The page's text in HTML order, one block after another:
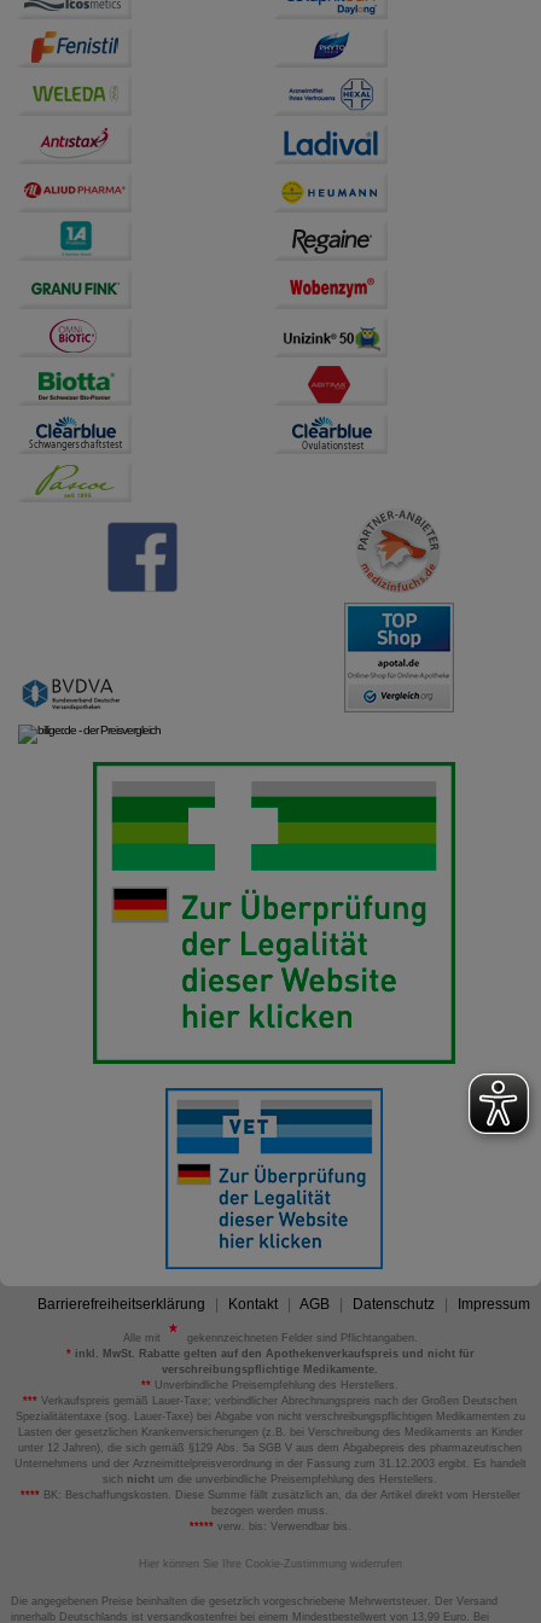
auf unserer Website aber auch die Werbung auf
Drittseiten möglichst relevant für Sie zu gestalten.
Bitte beachten Sie, dass Daten hierfür teilweise an
Dritte wie z.B. Google oder soziale Medien
übertragen werden.
Barrierefreiheitserklärung Kontakt AGB Datenschutz Impressum
Alle mit
gekennzeichneten Felder sind Pflichtangaben.
*inkl. MwSt. Rabatte gelten auf den Apothekenverkaufspreis und nicht für
verschreibungspflichtige Medikamente.
** Unverbindliche Preisempfehlung des Herstellers.
*** Verkaufspreis gemäß Lauer-Taxe; verbindlicher Abrechnungspreis nach der Großen Deutschen
Spezialitätentaxe (sog. Lauer-Taxe) bei Abgabe von nicht verschreibungspflichtigen Medikamenten zu
Lasten der gesetzlichen Krankenversicherungen (z.B. bei Verschreibung des Medikaments an Kinder
unter 12 Jahren), die sich gemäß §129 Abs. 5a SGB V aus dem Abgabepreis des pharmazeutischen
Unternehmens und der Arzneimittelpreisverordnung in der Fassung zum 31.12.2003 ergibt. Es handelt
sich nicht um die unverbindliche Preisempfehlung des Herstellers.
****BK: Beschaffungskosten. Diese Summe fällt zusätzlich an, da der Artikel direkt vom Hersteller
bezogen werden muss.
*****verw. bis: Verwendbar bis.
Hier können Sie Ihre Cookie-Zustimmung widerrufen
Die angegebenen Preise beinhalten die gesetzlich vorgeschriebene Mehrwertsteuer. Der Versand
innerhalb Deutschlands ist versandkostenfrei bei einem Mindestbestellwert von 13,99 Euro. Bei